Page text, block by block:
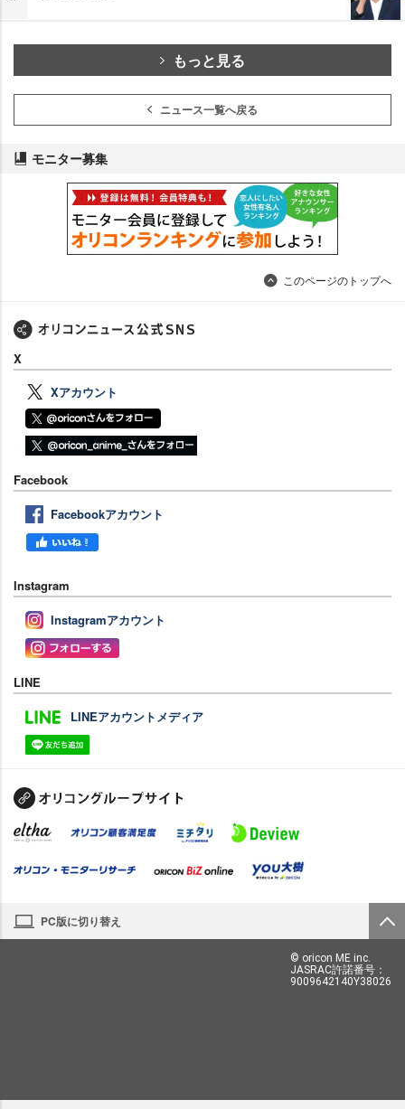
もっと見る
ニュース一覧へ戻る
モニター募集
このページのトップへ
X
Xアカウント
Facebook
Facebookアカウント
Instagram
Instagramアカウント
LINE
LINEアカウントメディア
PC版に切り替え
© oricon ME inc.
JASRAC許諾番号：
9009642140Y38026